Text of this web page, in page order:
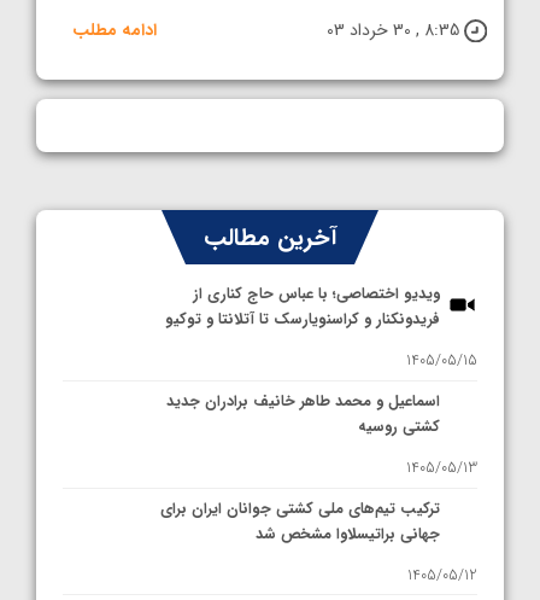
8:35 , 30 خرداد 03
ادامه مطلب
آخرین مطالب
ویدیو اختصاصی؛ با عباس حاج کناری از
فریدونکنار و کراسنویارسک تا آتلانتا و توکیو
1405/05/15
اسماعیل و محمد طاهر خانیف برادران جدید
کشتی روسیه
1405/05/13
ترکیب تیم‌های ملی کشتی جوانان ایران برای
جهانی براتیسلاوا مشخص شد
1405/05/12